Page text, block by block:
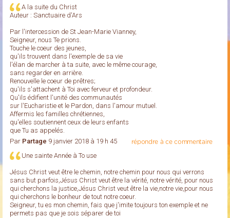
A la suite du Christ
Auteur : Sanctuaire d'Ars
Par l'intercession de St Jean-Marie Vianney,
Seigneur, nous Te prions.
Touche le coeur des jeunes,
qu'ils trouvent dans l'exemple de sa vie
l'élan de marcher à ta suite, avec le même courage,
sans regarder en arrière.
Renouvelle le coeur de prêtres;
qu'ils s'attachent à Toi avec ferveur et profondeur.
Qu'ils édifient l'unité des communautés
sur l'Eucharistie et le Pardon, dans l'amour mutuel.
Affermis les familles chrétiennes,
qu'elles soutiennent ceux de leurs enfants
que Tu as appelés.
Par Partage 9 janvier 2018 à 19 h 45 répondre à ce commentaire
Une sainte Année à To use
Jésus Christ veut être le chemin, notre chemin pour nous qui verrons
sans but parfois,Jésus Christ veut être la vérité, notre vérité, pour nous
qui cherchons la justice,Jésus Christ veut être la vie,notre vie,pour nous
qui cherchons le bonheur de tout notre coeur.
Seigneur, tu es mon chemin, fais que j'imite toujours ton exemple et ne
permets pas que je sois séparer de toi